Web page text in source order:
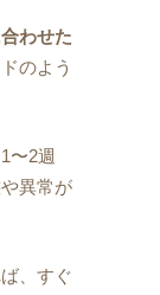
わせた
のよう
〜2週
異常が
、すぐ